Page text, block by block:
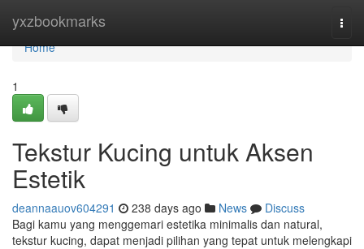
yxzbookmarks
Home
Home
1
Tekstur Kucing untuk Aksen
Estetik
deannaauov604291 238 days ago News
Discuss
Bagi kamu yang menggemari estetika minimalis dan natural,
tekstur kucing, dapat menjadi pilihan yang tepat untuk melengkapi